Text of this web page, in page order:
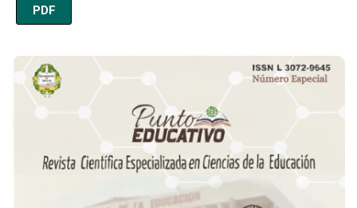
PDF
Imagen de portada